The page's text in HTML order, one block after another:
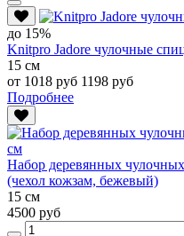
до 15%
Knitpro Jadore чулочные
15 см
от 1018 руб 1198 руб
Подробнее
Набор деревянных
(чехол кожзам, бежевый)
15 см
4500 руб